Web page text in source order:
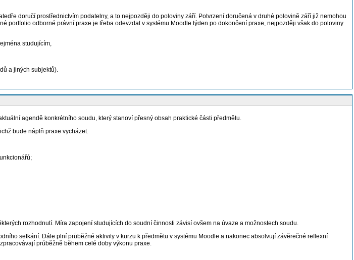
doručí prostřednictvím podatelny, a to nejpozději do poloviny září. Potvrzení doručená v druhé polovině září již nemohou
odborné právní praxe je třeba odevzdat v systému Moodle týden po dokončení praxe, nejpozději však do poloviny
studujícím,
a jiných subjektů).
agendě konkrétního soudu, který stanoví přesný obsah praktické části předmětu.
bude náplň praxe vycházet.
rozhodnutí. Míra zapojení studujících do soudní činnosti závisí ovšem na úvaze a možnostech soudu.
setkání. Dále plní průběžné aktivity v kurzu k předmětu v systému Moodle a nakonec absolvují závěrečné reflexní
průběžně během celé doby výkonu praxe.